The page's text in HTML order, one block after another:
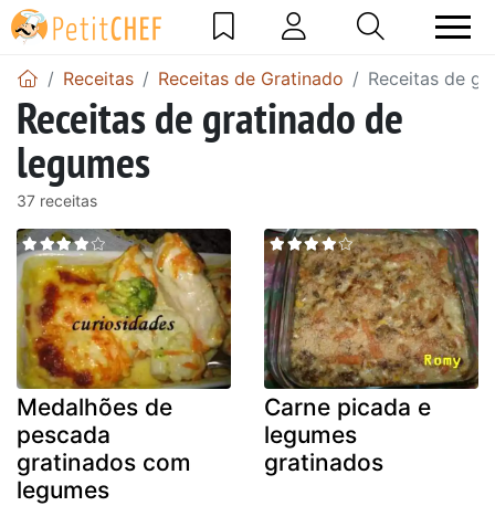
Receitas Receitas de Gratinado Receitas de
Receitas de gratinado de
legumes
37 receitas
Medalhões de
pescada
gratinados com
legumes
Carne picada e
legumes
gratinados